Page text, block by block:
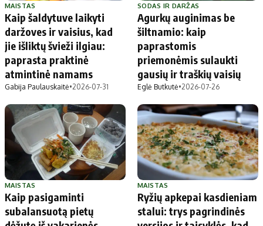
MAISTAS
Kaip šaldytuve laikyti
daržoves ir vaisius, kad
jie išliktų švieži ilgiau:
paprasta praktinė
atmintinė namams
Gabija Paulauskaitė•2026-07-31
SODAS IR DARŽAS
Agurkų auginimas be
šiltnamio: kaip
paprastomis
priemonėmis sulaukti
gausių ir traškių vaisių
Eglė Butkutė•2026-07-26
MAISTAS
Kaip pasigaminti
subalansuotą pietų
MAISTAS
Ryžių apkepai kasdieniam
stalui: trys pagrindinės